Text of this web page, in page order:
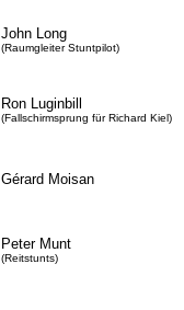
John Long
(Raumgleiter Stuntpilot)
Ron Luginbill
(Fallschirmsprung für Richard Kiel)
Gérard Moisan
Peter Munt
(Reitstunts)